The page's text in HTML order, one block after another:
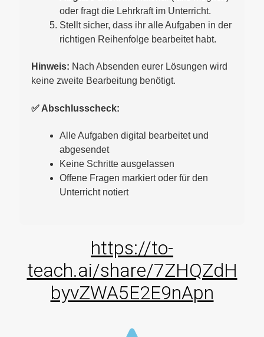
oder fragt die Lehrkraft im Unterricht.
Stellt sicher, dass ihr alle Aufgaben in der
richtigen Reihenfolge bearbeitet habt.
Hinweis: Nach Absenden eurer Lösungen wird
keine zweite Bearbeitung benötigt.
✅ Abschlusscheck:
Alle Aufgaben digital bearbeitet und
abgesendet
Keine Schritte ausgelassen
Offene Fragen markiert oder für den
Unterricht notiert
https://to-
teach.ai/share/7ZHQZdH
byvZWA5E2E9nApn